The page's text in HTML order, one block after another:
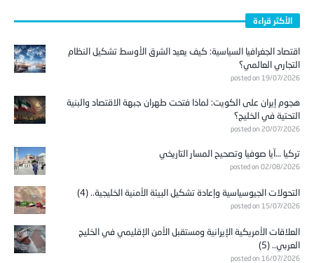
الأكثر قراءة
اقتصاد الجغرافيا السياسية: كيف يعيد الشرق الأوسط تشكيل النظام
التجاري العالمي؟
posted on 19/07/2026
هجوم إيران على الكويت: لماذا فتحت طهران جبهة الاقتصاد والبنية
التحتية في الخليج؟
posted on 20/07/2026
تركيا …آيا صوفيا وتصحيح المسار التاريخي
posted on 02/08/2026
التحولات الجيوسياسية وإعادة تشكيل البيئة الأمنية الخليجية.. (4)
posted on 15/07/2026
العلاقات الأمريكية الإيرانية ومستقبل الأمن الإقليمي في الخليج
العربي.. (5)
posted on 16/07/2026